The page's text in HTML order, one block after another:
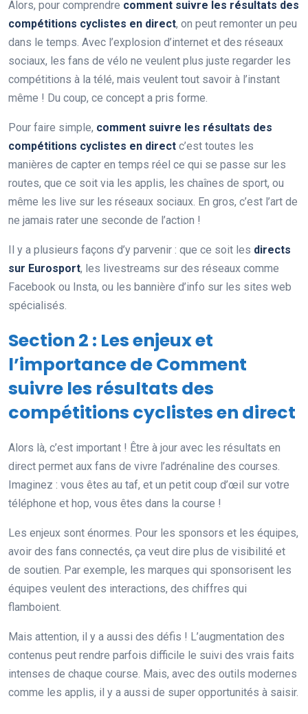
Alors, pour comprendre comment suivre les résultats des
compétitions cyclistes en direct, on peut remonter un peu
dans le temps. Avec l’explosion d’internet et des réseaux
sociaux, les fans de vélo ne veulent plus juste regarder les
compétitions à la télé, mais veulent tout savoir à l’instant
même ! Du coup, ce concept a pris forme.
Pour faire simple, comment suivre les résultats des
compétitions cyclistes en direct c’est toutes les
manières de capter en temps réel ce qui se passe sur les
routes, que ce soit via les applis, les chaînes de sport, ou
même les live sur les réseaux sociaux. En gros, c’est l’art de
ne jamais rater une seconde de l’action !
Il y a plusieurs façons d’y parvenir : que ce soit les directs
sur Eurosport, les livestreams sur des réseaux comme
Facebook ou Insta, ou les bannière d’info sur les sites web
spécialisés.
Section 2 : Les enjeux et
l’importance de Comment
suivre les résultats des
compétitions cyclistes en direct
Alors là, c’est important ! Être à jour avec les résultats en
direct permet aux fans de vivre l’adrénaline des courses.
Imaginez : vous êtes au taf, et un petit coup d’œil sur votre
téléphone et hop, vous êtes dans la course !
Les enjeux sont énormes. Pour les sponsors et les équipes,
avoir des fans connectés, ça veut dire plus de visibilité et
de soutien. Par exemple, les marques qui sponsorisent les
équipes veulent des interactions, des chiffres qui
flamboient.
Mais attention, il y a aussi des défis ! L’augmentation des
contenus peut rendre parfois difficile le suivi des vrais faits
intenses de chaque course. Mais, avec des outils modernes
comme les applis, il y a aussi de super opportunités à saisir.